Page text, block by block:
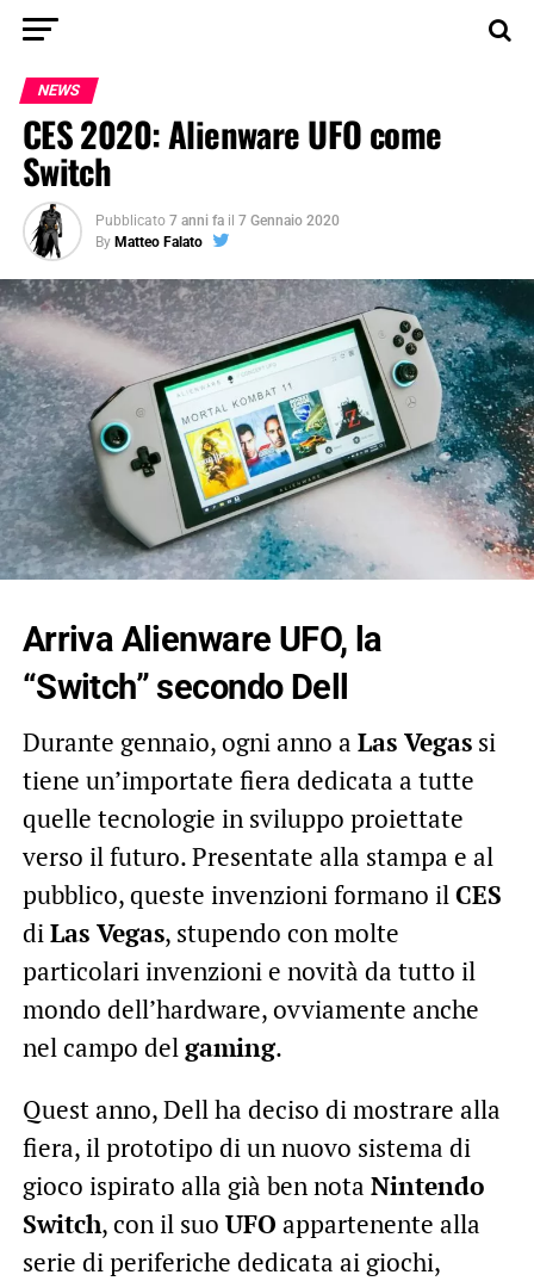
NEWS
CES 2020: Alienware UFO come
Switch
Pubblicato 7 anni fa il 7 Gennaio 2020
By Matteo Falato
Arriva Alienware UFO, la
“Switch” secondo Dell
Durante gennaio, ogni anno a Las Vegassi
tiene un’importate fiera dedicata a tutte
quelle tecnologie in sviluppo proiettate
verso il futuro. Presentate alla stampa e al
pubblico, queste invenzioni formano ilCES
diLas Vegas, stupendo con molte
particolari invenzioni e novità da tutto il
mondo dell’hardware, ovviamente anche
nel campo delgaming.
Quest anno, Dell ha deciso di mostrare alla
fiera, il prototipo di un nuovo sistema di
gioco ispirato alla già ben nota Nintendo
Switch, con il suo UFO appartenente alla
serie di periferiche dedicata ai giochi,